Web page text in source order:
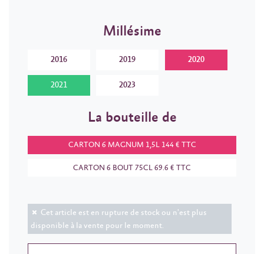
Millésime
2016 2019 2020
2021 2023
La bouteille de
CARTON 6 MAGNUM 1,5L 144 € TTC
CARTON 6 BOUT 75CL 69.6 € TTC
Cet article est en rupture de stock ou n'est plus
disponible à la vente pour le moment.